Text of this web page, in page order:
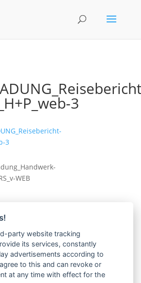
3
3
e.V. ist aus einer Initiative der
Saarburg entstanden.
Ziel des gemeinnützigen Vereins
sozialer Projekte. Dabei spielt die
und beruflicher Ausbildung
party website tracking
its services, constantly
advertisements according to
to this and can revoke or
at any time with effect for the